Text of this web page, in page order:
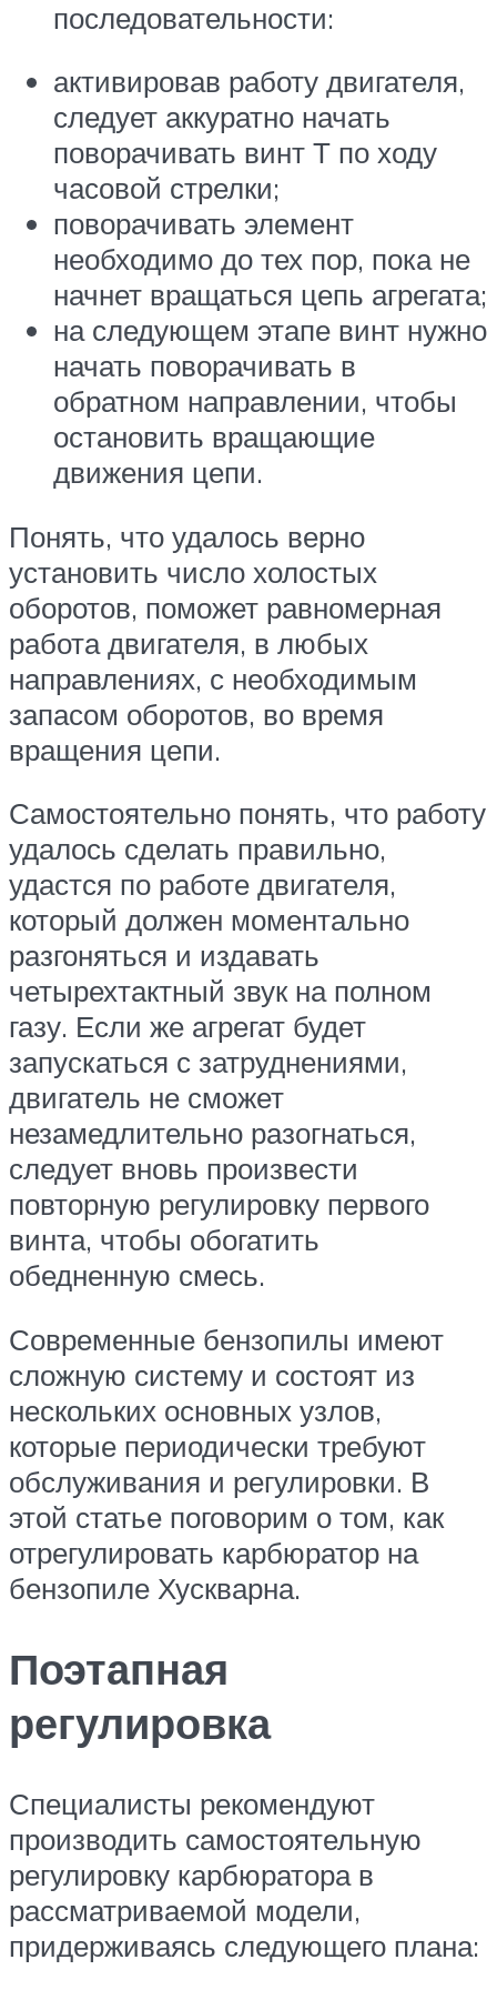
последовательности:
активировав работу двигателя,
следует аккуратно начать
поворачивать винт Т по ходу
часовой стрелки;
поворачивать элемент
необходимо до тех пор, пока не
начнет вращаться цепь агрегата;
на следующем этапе винт нужно
начать поворачивать в
обратном направлении, чтобы
остановить вращающие
движения цепи.
Понять, что удалось верно
установить число холостых
оборотов, поможет равномерная
работа двигателя, в любых
направлениях, с необходимым
запасом оборотов, во время
вращения цепи.
Самостоятельно понять, что работу
удалось сделать правильно,
удастся по работе двигателя,
который должен моментально
разгоняться и издавать
четырехтактный звук на полном
газу. Если же агрегат будет
запускаться с затруднениями,
двигатель не сможет
незамедлительно разогнаться,
следует вновь произвести
повторную регулировку первого
винта, чтобы обогатить
обедненную смесь.
Современные бензопилы имеют
сложную систему и состоят из
нескольких основных узлов,
которые периодически требуют
обслуживания и регулировки. В
этой статье поговорим о том, как
отрегулировать карбюратор на
бензопиле Хускварна.
Поэтапная
регулировка
Специалисты рекомендуют
производить самостоятельную
регулировку карбюратора в
рассматриваемой модели,
придерживаясь следующего плана: